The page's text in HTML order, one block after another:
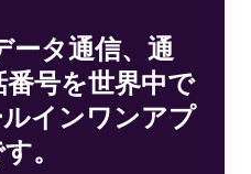
ータ通信、通
号を世界中で
インワンアプ
。